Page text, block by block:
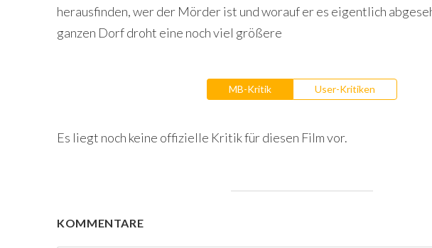
herausfinden, wer der Mörder ist und worauf er es eigentlich
ganzen Dorf droht eine noch viel größere
MB-Kritik User-Kritiken
Es liegt noch keine offizielle Kritik für diesen Film vor.
KOMMENTARE